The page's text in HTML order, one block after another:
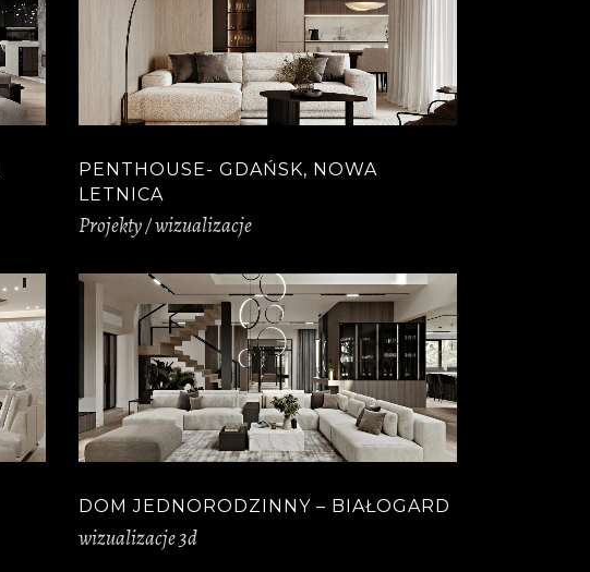
PENTHOUSE- GDAŃSK, NOWA
LETNICA
Projekty / wizualizacje
DOM JEDNORODZINNY – BIAŁOGARD
wizualizacje 3d